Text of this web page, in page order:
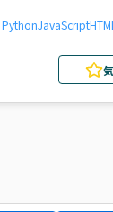
PythonJavaScriptHTML